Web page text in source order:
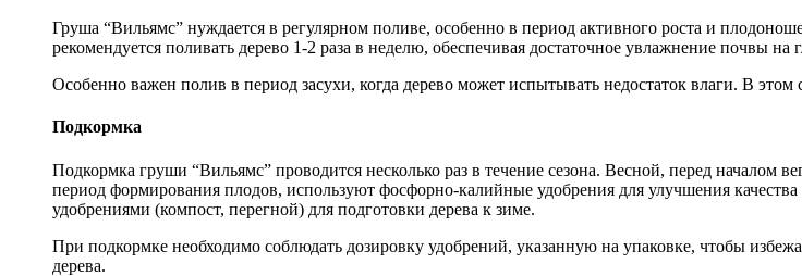
Груша “Вильямс” нуждается в регулярном поливе, особенно в период активного роста и
рекомендуется поливать дерево 1-2 раза в неделю, обеспечивая достаточное увлажнение почвы на
Особенно важен полив в период засухи, когда дерево может испытывать недостаток влаги. В этом
Подкормка
Подкормка груши “Вильямс” проводится несколько раз в течение сезона. Весной, перед началом
период формирования плодов, используют фосфорно-калийные удобрения для улучшения
удобрениями (компост, перегной) для подготовки дерева к зиме.
При подкормке необходимо соблюдать дозировку удобрений, указанную на упаковке, чтобы
дерева.